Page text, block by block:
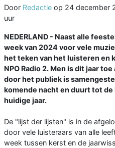
Door Redactie op 24 december
uur
NEDERLAND - Naast alle
week van 2024 voor vele
het teken van het luisteren en
NPO Radio 2. Men is dit jaar
door het publiek is
komende nacht en duurt tot
huidige jaar.
De "lijst der lijsten" is in de
door vele luisteraars van alle
week tussen kerst en de